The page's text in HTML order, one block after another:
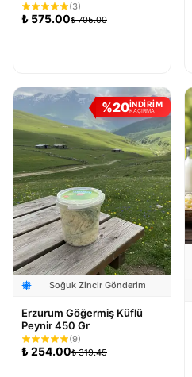
(3)
₺ 575.00₺ 705.00
%20İNDİRİM
KAÇIRMA
Soğuk Zincir Gönderim
Erzurum Göğermiş Küflü
Peynir 450 Gr
(9)
₺254.00₺ 319.45